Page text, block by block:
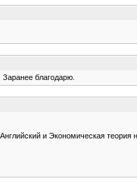
благодарю.
и Экономическая